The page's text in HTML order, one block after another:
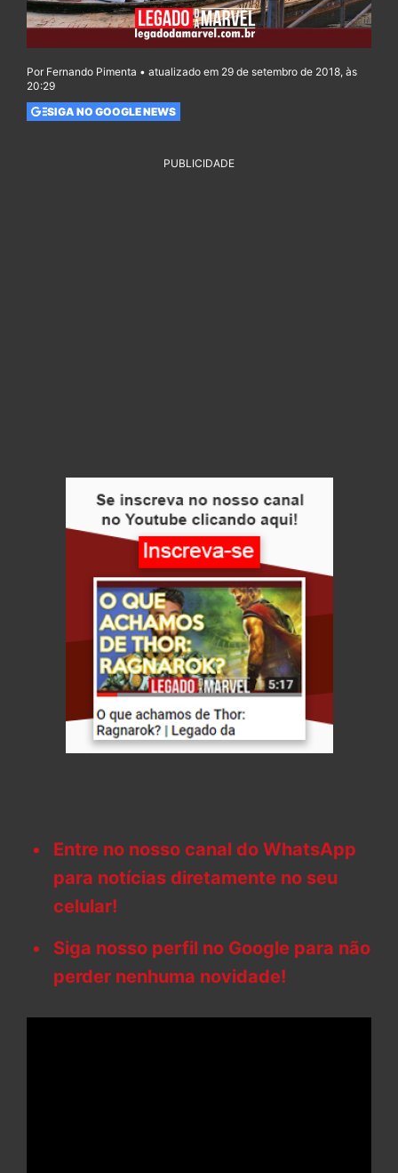
Por Fernando Pimenta • atualizado em 29 de setembro de 2018, às
20:29
SIGA NO GOOGLE NEWS
PUBLICIDADE
Entre no nosso canal do WhatsApp
para notícias diretamente no seu
celular!
Siga nosso perfil no Google para não
perder nenhuma novidade!